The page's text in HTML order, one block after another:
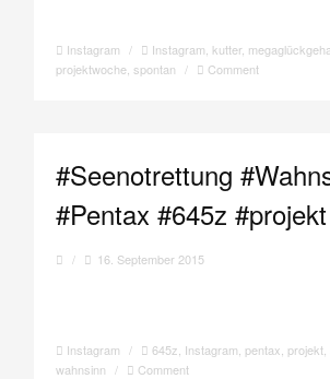
Instagram / Instagram kutter,
projektwoche, spontan / Comment
#Seenotrettung
#Pentax #645z #projekt
/ 16. September 2015
Instagram / 645z Instagram pentax projekt,
wahnsinn / Comment